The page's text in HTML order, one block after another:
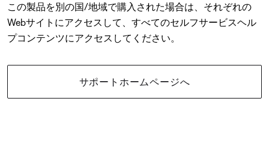
この製品を別の国/地域で購入された場合は、それぞれの
Webサイトにアクセスして、すべてのセルフサービスヘル
プコンテンツにアクセスしてください。
サポートホームページへ